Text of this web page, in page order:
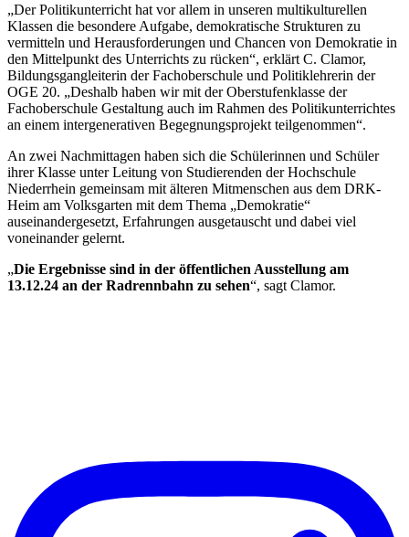
„Der Politikunterricht hat vor allem in unseren multikulturellen
Klassen die besondere Aufgabe, demokratische Strukturen zu
vermitteln und Herausforderungen und Chancen von Demokratie in
den Mittelpunkt des Unterrichts zu rücken“, erklärt C. Clamor,
Bildungsgangleiterin der Fachoberschule und Politiklehrerin der
OGE 20. „Deshalb haben wir mit der Oberstufenklasse der
Fachoberschule Gestaltung auch im Rahmen des Politikunterrichtes
an einem intergenerativen Begegnungsprojekt teilgenommen“.
An zwei Nachmittagen haben sich die Schülerinnen und Schüler
ihrer Klasse unter Leitung von Studierenden der Hochschule
Niederrhein gemeinsam mit älteren Mitmenschen aus dem DRK-
Heim am Volksgarten mit dem Thema „Demokratie“
auseinandergesetzt, Erfahrungen ausgetauscht und dabei viel
voneinander gelernt.
„Die Ergebnisse sind in der öffentlichen Ausstellung am
13.12.24 an der Radrennbahn zu sehen“, sagt Clamor.